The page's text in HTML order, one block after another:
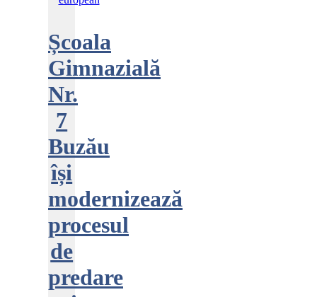
Școala
Gimnazială
Nr.
7
Buzău
își
modernizează
procesul
de
predare